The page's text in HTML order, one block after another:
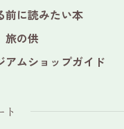
前に読みたい本
旅の供
アムショップガイド